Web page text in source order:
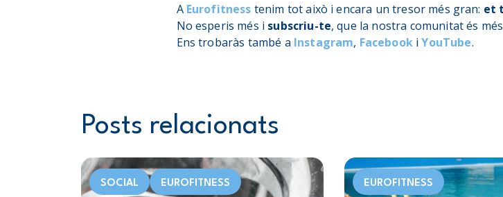
A Eurofitness tenim tot això i encara un tresor més gran: et
No esperis més i subscriu-te, que la nostra comunitat és
Ens trobaràs també a Instagram, FacebookiYouTube.
Posts relacionats
SOCIAL EUROFITNESS EUROFITNESS